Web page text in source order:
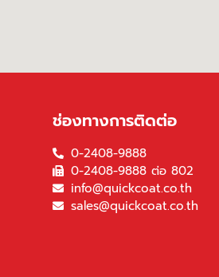
ช่องทางการติดต่อ
0-2408-9888
0-2408-9888 ต่อ 802
info@quickcoat.co.th
sales@quickcoat.co.th